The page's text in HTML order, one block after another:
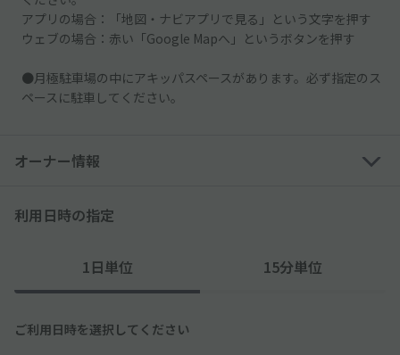
アプリの場合：「地図・ナビアプリで見る」という文字を押す
ウェブの場合：赤い「Google Mapへ」というボタンを押す
●月極駐車場の中にアキッパスペースがあります。必ず指定のス
ペースに駐車してください。
オーナー情報
利用日時の指定
1日単位 15分単位
ご利用日時を選択してください